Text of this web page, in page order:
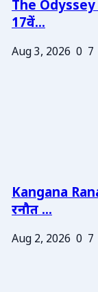
The
17वें...
Aug 3, 2026 0 7
Kangana
रनौत ...
Aug 2, 2026 0 7